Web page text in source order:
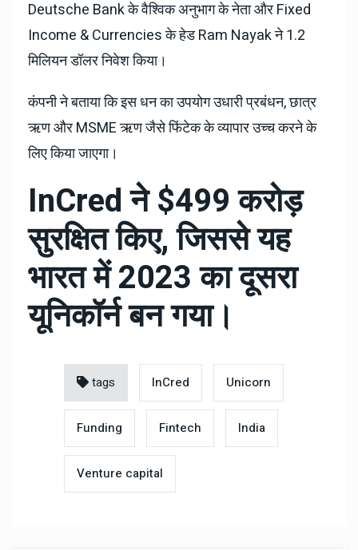
Deutsche Bank के वैश्विक अनुभाग के नेता और Fixed
Income & Currencies के हेड Ram Nayak ने 1.2
मिलियन डॉलर निवेश किया।
कंपनी ने बताया कि इस धन का उपयोग उधारी प्रबंधन, छात्र
ऋण और MSME ऋण जैसे फिंटेक के व्यापार उच्च करने के
लिए किया जाएगा।
InCred ने $499 करोड़
सुरक्षित किए, जिससे यह
भारत में 2023 का दूसरा
यूनिकॉर्न बन गया।
tags InCred Unicorn
Funding Fintech India
Venture capital